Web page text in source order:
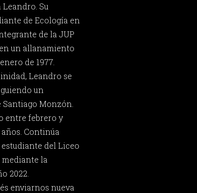
Su
de Ecología en
de la JUP
un allanamiento
de 1977.
Leandro se
un
Monzón.
entre febrero y
Continúa
del Liceo
la
2022.
enviarnos nueva